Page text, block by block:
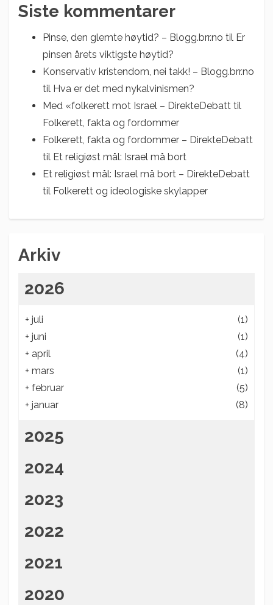
Siste kommentarer
Pinse, den glemte høytid? – Blogg.brr.no til Er
pinsen årets viktigste høytid?
Konservativ kristendom, nei takk! – Blogg.brr.no
til Hva er det med nykalvinismen?
Med «folkerett mot Israel – DirekteDebatt til
Folkerett, fakta og fordommer
Folkerett, fakta og fordommer – DirekteDebatt
til Et religiøst mål: Israel må bort
Et religiøst mål: Israel må bort – DirekteDebatt
til Folkerett og ideologiske skylapper
Arkiv
2026
+ juli
(1)
+ juni
(1)
+ april
(4)
+ mars
(1)
+ februar
(5)
+ januar (8)
2025
2024
2023
2022
2021
2020